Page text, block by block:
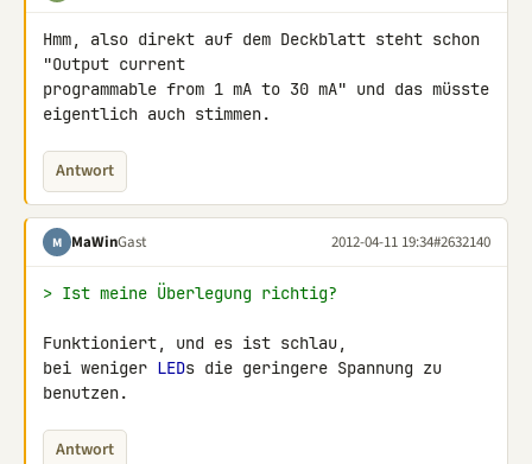
Hmm, also direkt auf dem Deckblatt steht schon
"Output current
programmable from 1 mA to 30 mA" und das müsste
eigentlich auch stimmen.
Antwort
M MaWinGast 2012-04-11 19:34#2632140
> Ist meine Überlegung richtig?
Funktioniert, und es ist schlau,
bei weniger LEDs die geringere Spannung zu
benutzen.
Antwort